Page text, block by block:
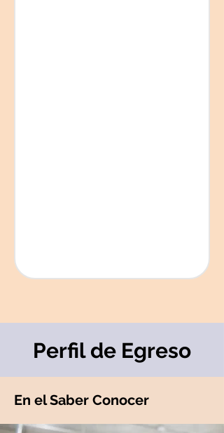
Perfil de Egreso
En el Saber Conocer